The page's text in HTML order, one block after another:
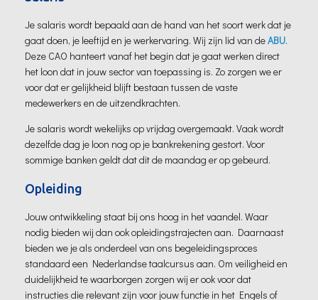
Je salaris wordt bepaald aan de hand van het soort werk dat je
gaat doen, je leeftijd en je werkervaring. Wij zijn lid van deABU.
Deze CAO hanteert vanaf het begin dat je gaat werken direct
het loon dat in jouw sector van toepassing is. Zo zorgen we er
voor dat er gelijkheid blijft bestaan tussen de vaste
medewerkers en de uitzendkrachten.
Je salaris wordt wekelijks op vrijdag overgemaakt. Vaak wordt
dezelfde dag je loon nog op je bankrekening gestort. Voor
sommige banken geldt dat dit de maandag er op gebeurd.
Opleiding
Jouw ontwikkeling staat bij ons hoog in het vaandel. Waar
nodig bieden wij dan ook opleidingstrajecten aan. Daarnaast
bieden we je als onderdeel van ons begeleidingsproces
standaard een Nederlandse taalcursus aan. Om veiligheid en
duidelijkheid te waarborgen zorgen wij er ook voor dat
instructies die relevant zijn voor jouw functie in het Engels of